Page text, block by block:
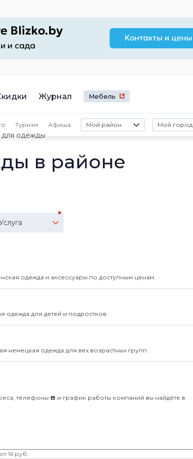
Журнал Мебель
Туризм Афиша Мой район Мой город
для одежды
в районе
одежда и аксессуары по доступным ценам.
одежда для детей и подростков.
немецкая одежда для вех возрастных групп.
телефоны ☎️ и график работы компаний вы найдёте в
от 16 руб.